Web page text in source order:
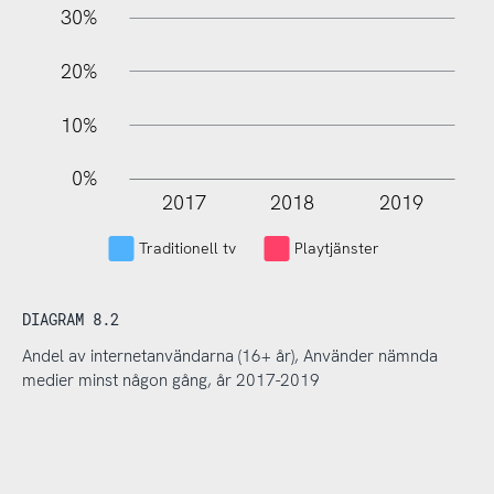
30%
20%
10%
0%
L
2017 2018 2019
Traditionell tv Playtjänster
DIAGRAM 8.2
Andel av internetanvändarna (16+ år), Använder nämnda
medier minst någon gång, år 2017-2019